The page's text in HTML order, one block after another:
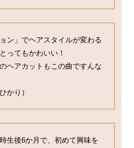
ン」でヘアスタイルが変わる
ってもかわいい！
ヘアカットもこの曲ですんな
かり）
生後6か月で、初めて興味を